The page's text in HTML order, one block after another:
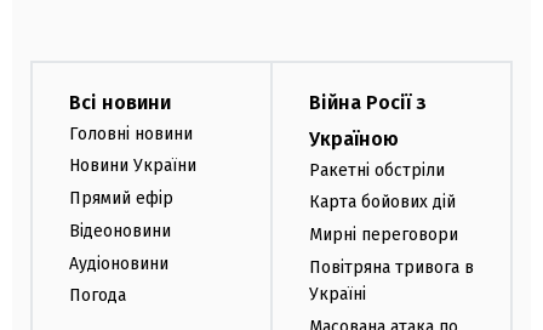
Всі новини
Головні новини
Новини України
Прямий ефір
Відеоновини
Аудіоновини
Погода
Війна Росії з
Україною
Ракетні обстріли
Карта бойових дій
Мирні переговори
Повітряна тривога в
Україні